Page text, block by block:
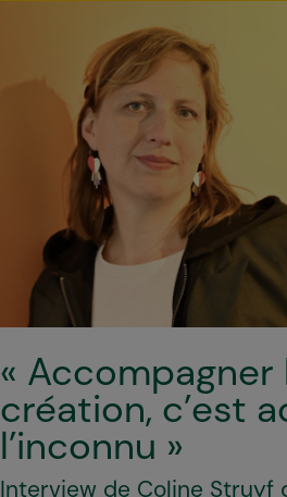
« Accompagner
création, c’est
l’inconnu »
Interview de Coline Struyf